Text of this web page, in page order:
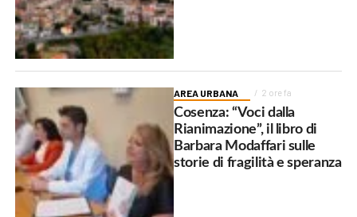
AREA URBANA 2 ore fa
Cosenza: “Voci dalla
Rianimazione”, il libro di
Barbara Modaffari sulle
storie di fragilità e speranza